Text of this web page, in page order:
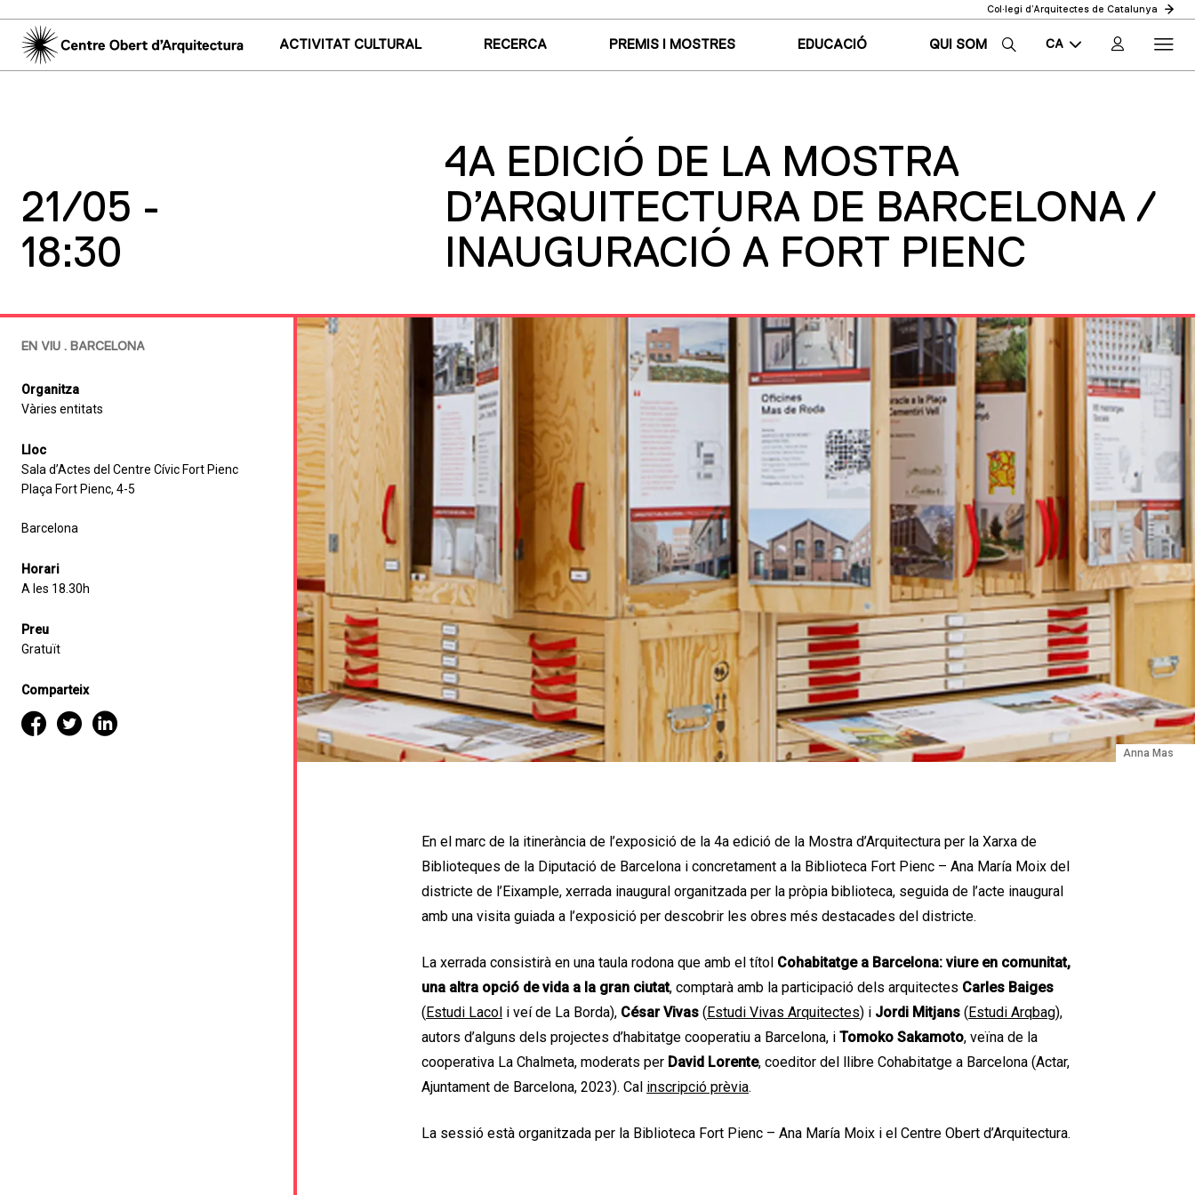
Col·legi d’Arquitectes de Catalunya
ACTIVITAT CULTURAL RECERCA PREMIS I MOSTRES EDUCACIÓ QUI SOM
CA
ES
21/05 -
18:30
4A EDICIÓ DE LA MOSTRA
D’ARQUITECTURA DE BARCELONA /
INAUGURACIÓ A FORT PIENC
EN VIU . BARCELONA
Organitza
Vàries entitats
Lloc
Sala d’Actes del Centre Cívic Fort Pienc
Plaça Fort Pienc, 4-5
Barcelona
Horari
A les 18.30h
Preu
Gratuït
Comparteix
Anna Mas
En el marc de la itinerància de l’exposició de la 4a edició de la Mostra d’Arquitectura per la Xarxa de
Biblioteques de la Diputació de Barcelona i concretament a la Biblioteca Fort Pienc – Ana María Moix del
districte de l’Eixample, xerrada inaugural organitzada per la pròpia biblioteca, seguida de l’acte inaugural
amb una visita guiada a l’exposició per descobrir les obres més destacades del districte.
La xerrada consistirà en una taula rodona que amb el títol Cohabitatge a Barcelona: viure en comunitat,
una altra opció de vida a la gran ciutat, comptarà amb la participació dels arquitectes Carles Baiges
(Estudi Lacol i veí de La Borda), César Vivas (Estudi Vivas Arquitectes) i Jordi Mitjans (Estudi Arqbag),
autors d’alguns dels projectes d’habitatge cooperatiu a Barcelona, i Tomoko Sakamoto, veïna de la
cooperativa La Chalmeta, moderats per David Lorente, coeditor del llibre Cohabitatge a Barcelona (Actar,
Ajuntament de Barcelona, 2023). Cal inscripció prèvia.
La sessió està organitzada per la Biblioteca Fort Pienc – Ana María Moix i el Centre Obert d’Arquitectura.